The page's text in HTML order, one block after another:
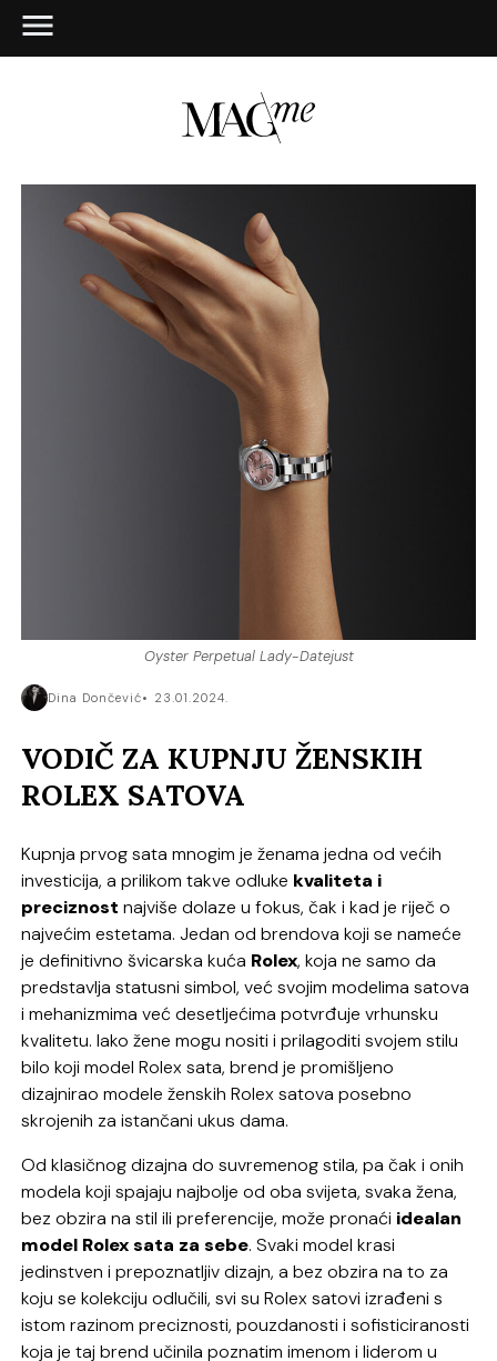
Oyster Perpetual Lady-Datejust
Dina Dončević 23.01.2024.
VODIČ ZA KUPNJU ŽENSKIH
ROLEX SATOVA
Kupnja prvog sata mnogim je ženama jedna od većih
investicija, a prilikom takve odluke kvaliteta i
preciznost najviše dolaze u fokus, čak i kad je riječ o
najvećim estetama. Jedan od brendova koji se nameće
je definitivno švicarska kuća Rolex, koja ne samo da
predstavlja statusni simbol, već svojim modelima satova
i mehanizmima već desetljećima potvrđuje vrhunsku
kvalitetu. Iako žene mogu nositi i prilagoditi svojem stilu
bilo koji model Rolex sata, brend je promišljeno
dizajnirao modele ženskih Rolex satova posebno
skrojenih za istančani ukus dama.
Od klasičnog dizajna do suvremenog stila, pa čak i onih
modela koji spajaju najbolje od oba svijeta, svaka žena,
bez obzira na stil ili preferencije, može pronaći idealan
model Rolex sata za sebe. Svaki model krasi
jedinstven i prepoznatljiv dizajn, a bez obzira na to za
koju se kolekciju odlučili, svi su Rolex satovi izrađeni s
istom razinom preciznosti, pouzdanosti i sofisticiranosti
koja je taj brend učinila poznatim imenom i liderom u